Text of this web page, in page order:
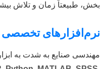
طبیعتاً زمان و تلاش
تخصصی و
صنایع به شدت به